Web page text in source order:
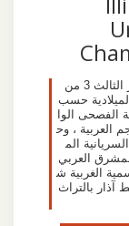
آذار هو الشهر الثالث 3 من
حسب
الفصحى الوا
العربية ، وح
الم
العربي
الغربية ش
آذار بالتراث